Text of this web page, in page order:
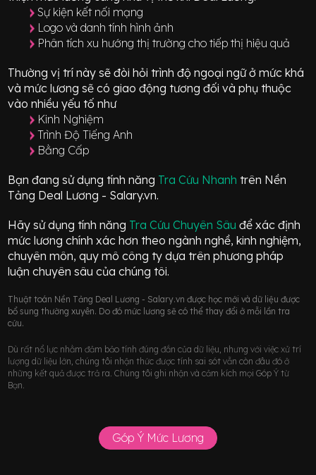
Sự kiện kết nối mạng
Logo và danh tính hình ảnh
Phân tích xu hướng thị trường cho tiếp thị hiệu quả
Thường vị trí này sẽ đòi hỏi trình độ ngoại ngữ ở mứckhá
và mức lương sẽ có giao động tương đối và phụ thuộc
vào nhiều yếu tố như
Kinh Nghiệm
Trình Độ Tiếng Anh
Bằng Cấp
Bạn đang sử dụng tính năng Tra Cứu Nhanh trên Nền
Tảng Deal Lương - Salary.vn.
Hãy sử dụng tính năng Tra Cứu Chuyên Sâuđể xác định
mức lương chính xác hơn theo ngành nghề, kinh nghiệm,
chuyên môn, quy mô công ty dựa trên phương pháp
luận chuyên sâu của chúng tôi.
Thuật toán Nền Tảng Deal Lương - Salary.vn được học mới và dữ liệu được
bổ sung thường xuyên. Do đó mức lương sẽ có thể thay đổi ở mỗi lần tra
cứu.
Dù rất nổ lực nhằm đảm bảo tính đúng đắn của dữ liệu, nhưng với việc xử trí
lượng dữ liệu lớn, chúng tôi nhận thức được tính sai sót vẫn còn đâu đó ở
những kết quả được trả ra. Chúng tôi ghi nhận và cảm kích mọi Góp Ý từ
Bạn.
Góp Ý Mức Lương